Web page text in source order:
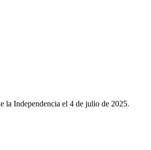
la Independencia el 4 de julio de 2025.